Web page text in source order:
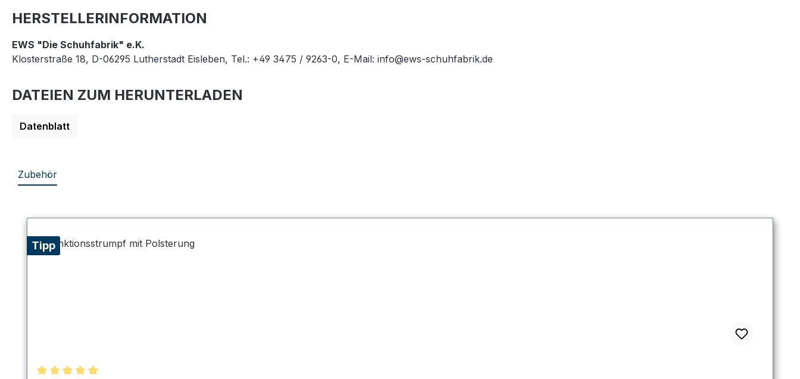
HERSTELLERINFORMATION
EWS "Die Schuhfabrik" e.K.
Klosterstraße 18, D-06295 Lutherstadt Eisleben, Tel.: +49 3475 / 9263-0, E-Mail: info@ews-schuhfabrik.de
DATEIEN ZUM HERUNTERLADEN
Datenblatt
Zubehör
Tipp